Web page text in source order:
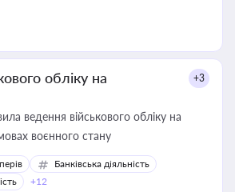
обліку на
+3
ведення військового обліку на
воєнного стану
Банківська діяльність
+12